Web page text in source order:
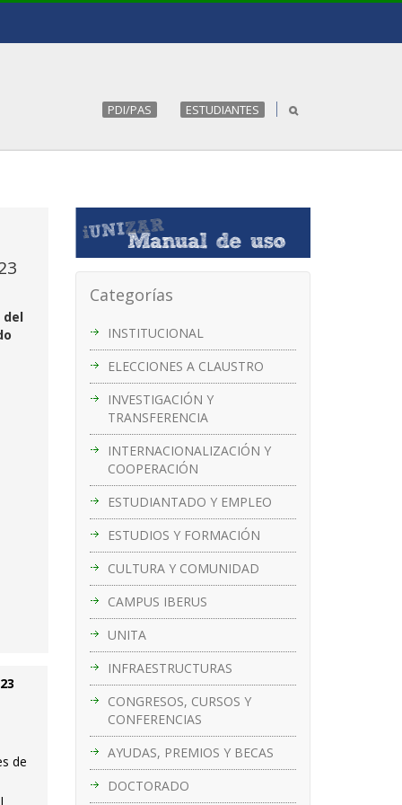
PDI/PAS ESTUDIANTES
Categorías
INSTITUCIONAL
ELECCIONES A CLAUSTRO
INVESTIGACIÓN Y
TRANSFERENCIA
INTERNACIONALIZACIÓN Y
COOPERACIÓN
ESTUDIANTADO Y EMPLEO
ESTUDIOS Y FORMACIÓN
CULTURA Y COMUNIDAD
CAMPUS IBERUS
UNITA
INFRAESTRUCTURAS
CONGRESOS, CURSOS Y
CONFERENCIAS
AYUDAS, PREMIOS Y BECAS
DOCTORADO
del
de